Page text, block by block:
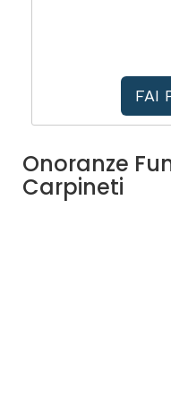
FAI
Onoranze
Carpineti